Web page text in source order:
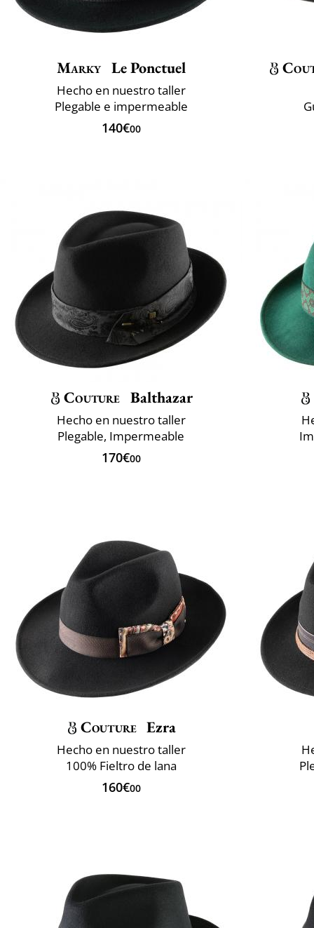
Marky Le Ponctuel
Hecho en nuestro taller
Plegable e impermeable
140€00
Couture Balthazar
Hecho en nuestro taller
Plegable, Impermeable
170€00
Couture Ezra
Hecho en nuestro taller
100% Fieltro de lana
160€00